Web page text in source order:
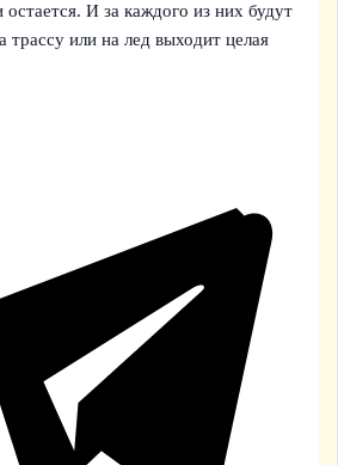
остается. И за каждого из них будут
трассу или на лед выходит целая